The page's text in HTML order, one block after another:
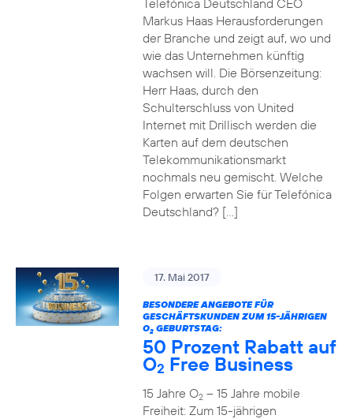
Telefónica Deutschland CEO
Markus Haas Herausforderungen
der Branche und zeigt auf, wo und
wie das Unternehmen künftig
wachsen will. Die Börsenzeitung:
Herr Haas, durch den
Schulterschluss von United
Internet mit Drillisch werden die
Karten auf dem deutschen
Telekommunikationsmarkt
nochmals neu gemischt. Welche
Folgen erwarten Sie für Telefónica
Deutschland? […]
17. Mai 2017
BESONDERE ANGEBOTE FÜR
GESCHÄFTSKUNDEN ZUM 15-JÄHRIGEN
O2GEBURTSTAG:
50 Prozent Rabatt auf
O2 Free Business
15 Jahre O2– 15 Jahre mobile
Freiheit: Zum 15-jährigen